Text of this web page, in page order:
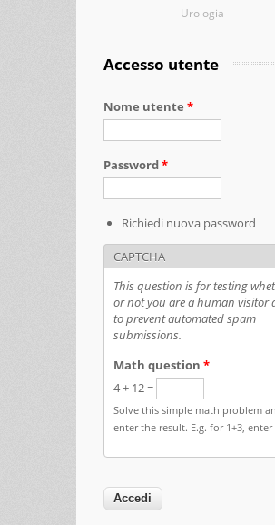
Urologia
Accesso utente
Nome utente *
Password*
Richiedi nuova password
CAPTCHA
This question is for testing
or not you are a human visitor
to prevent automated spam
submissions.
Math question *
4 + 12 =
Solve this simple math problem
enter the result. E.g. for 1+3, enter